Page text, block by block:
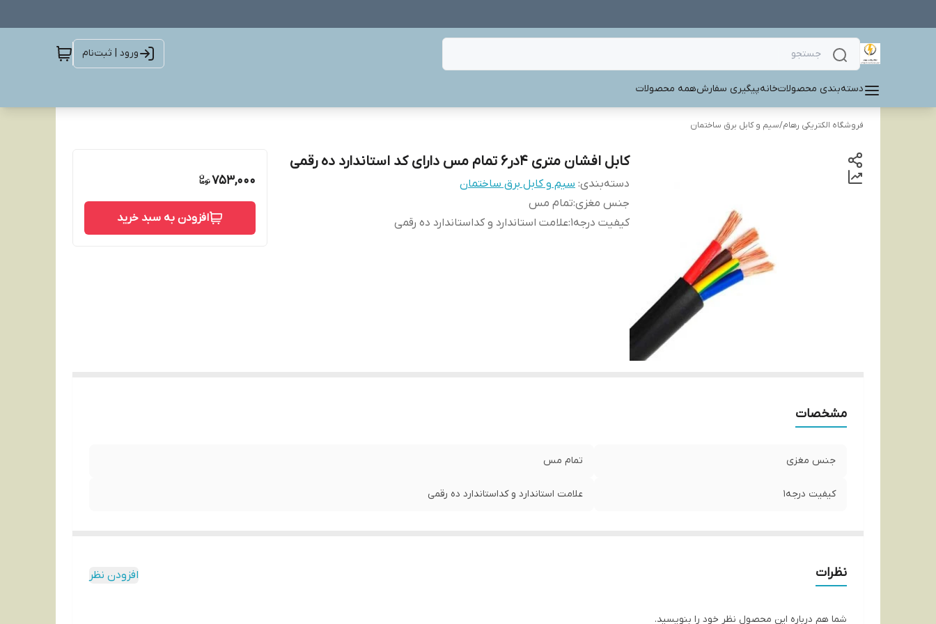
ورود | ثبت‌نام
دسته‌بندی محصولاتخانهپیگیری سفارشهمه محصولات
فروشگاه الکتریکی رهام/سیم و کابل برق ساختمان
کابل افشان متری 4در6 تمام مس دارای کد استاندارد ده رقمی
دسته‌بندی: سیم و کابل برق ساختمان
جنس مغزی:تمام مس
کیفیت درجه1 :علامت استاندارد و کداستاندارد ده رقمی
753,000
افزودن به سبد خرید
مشخصات
جنس مغزی تمام مس
کیفیت درجه1 علامت استاندارد و کداستاندارد ده رقمی
نظرات افزودن نظر
شما هم درباره این محصول نظر خود را بنویسید.